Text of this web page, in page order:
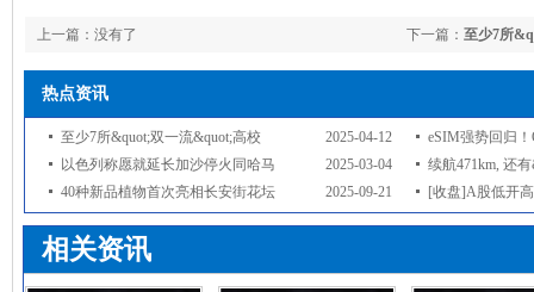
下一篇： 至少7所
上一篇：没有了
热点资讯
2025-04-12
至少7所&quot;双一流&quot;高校
eSIM强势回归！
2025-03-04
以色列称愿就延长加沙停火同哈马
续航471km, 还
2025-09-21
40种新品植物首次亮相长安街花坛 [收盘]A股低开
相关资讯